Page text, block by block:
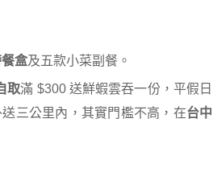
盒及五款小菜副餐。
取滿 $300 送鮮蝦雲吞一份，平假日
三公里內，其實門檻不高，在台中